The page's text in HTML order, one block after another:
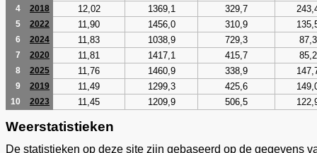
4 2018 12,02 1369,1 329,7
5 2022 11,90 1456,0 310,9
6 2024 11,83 1038,9 729,3 87,3
7 2020 11,81 1417,1 415,7 85,2
8 2025 11,76 1460,9 338,9
9 2019 11,49 1299,3 425,6
10 2023 11,45 1209,9 506,5
Weerstatistieken
De statistieken op deze site zijn gebaseerd op de gegevens